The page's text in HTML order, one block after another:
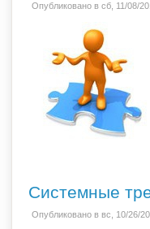
Опубликовано в сб, 11/08/
Системные
Опубликовано в вс, 10/26/